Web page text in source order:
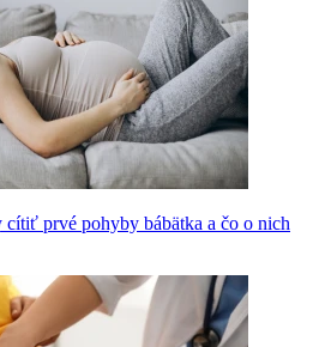
prvé pohyby bábätka a čo o nich